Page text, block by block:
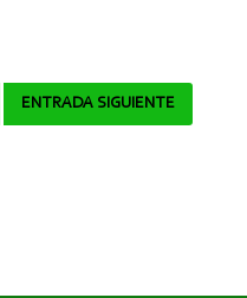
ENTRADA SIGUIENTE